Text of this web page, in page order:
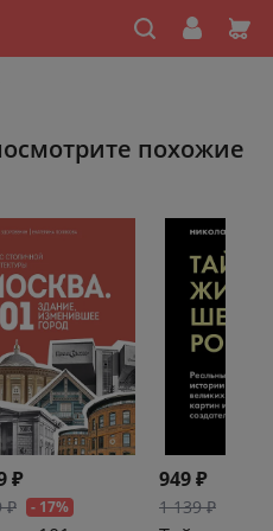
похожие
₽
₽ - 17%
949 ₽
1 139 ₽